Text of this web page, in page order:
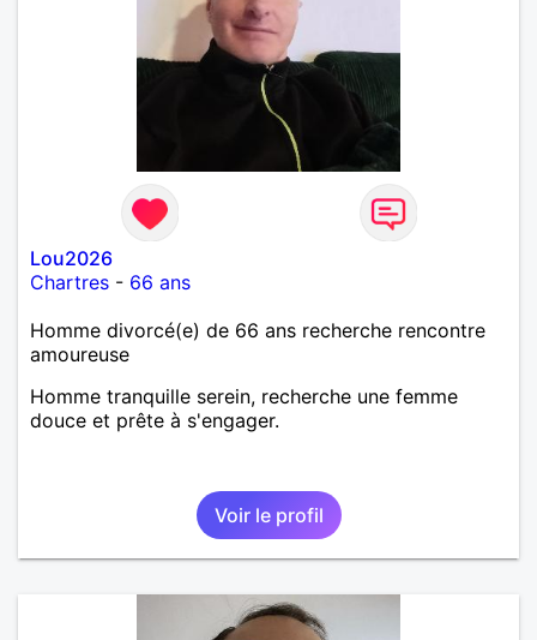
Lou2026
Chartres - 66 ans
Homme divorcé(e) de 66 ans recherche rencontre
amoureuse
Homme tranquille serein, recherche une femme
douce et prête à s'engager.
Voir le profil